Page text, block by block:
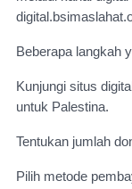
Beberapa langkah
Kunjungi situs
untuk Palestina.
Tentukan jumlah
Pilih metode